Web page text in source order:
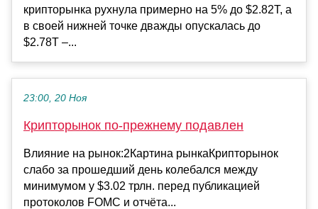
крипторынка рухнула примерно на 5% до $2.82T, а
в своей нижней точке дважды опускалась до
$2.78T –...
23:00, 20 Ноя
Крипторынок по-прежнему подавлен
Влияние на рынок:2Картина рынкаКрипторынок
слабо за прошедший день колебался между
минимумом у $3.02 трлн. перед публикацией
протоколов FOMC и отчёта...